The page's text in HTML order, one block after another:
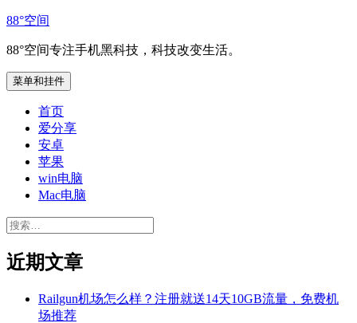
跳
内
容
88°空间
88°空间专注手机黑科技，科技改变生活。
菜单和挂件
首页
爱分享
安卓
苹果
win电脑
Mac电脑
搜
近期文章
Railgun机场怎么样？注册就送14天10GB流量，免费机
场推荐